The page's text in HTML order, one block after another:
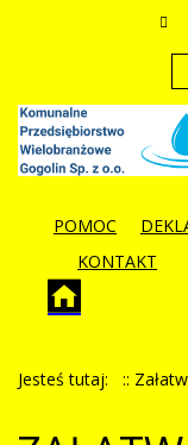
POMOC
KONTAKT
Jesteś tutaj: ::